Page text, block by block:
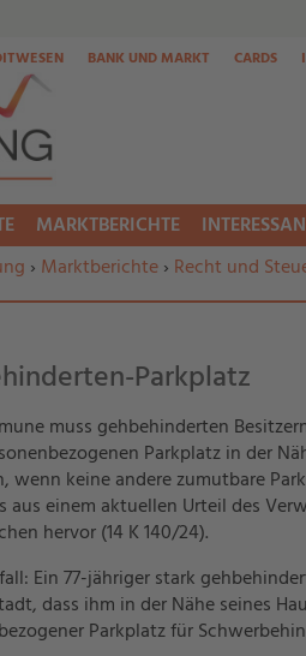
BANK UND MARKT CARDS
› Marktberichte› Recht und
Parkplatz
muss gehbehinderten
Parkplatz in der
wenn keine andere zumutbare
aus einem aktuellen Urteil des
hervor (14 K 140/24).
Ein 77-jähriger stark
dass ihm in der Nähe seines
Parkplatz für
MARKTBERICHTE